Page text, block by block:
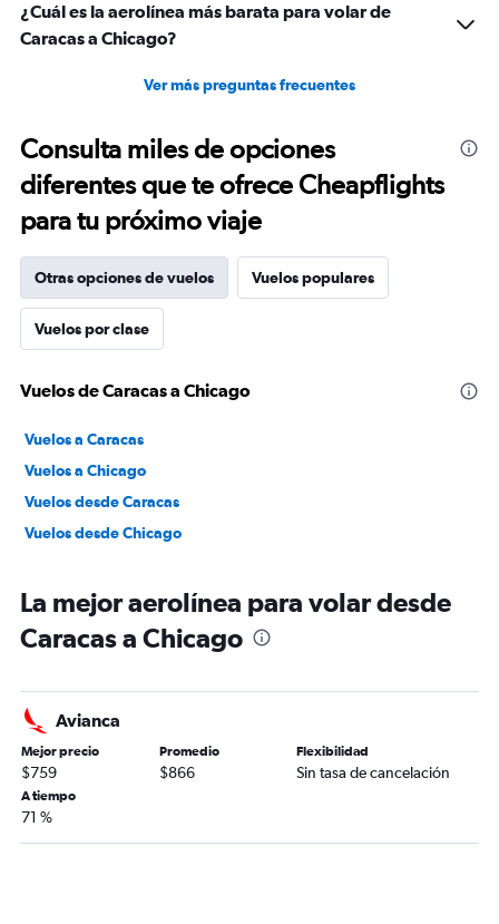
¿Cuál es la aerolínea más barata para volar de
Caracas a Chicago?
Ver más preguntas frecuentes
Consulta miles de opciones
diferentes que te ofrece Cheapflights
para tu próximo viaje
Otras opciones de vuelos Vuelos populares
Vuelos por clase
Vuelos de Caracas a Chicago
Vuelos a Caracas
Vuelos a Chicago
Vuelos desde Caracas
Vuelos desde Chicago
La mejor aerolínea para volar desde
Caracas a Chicago
Avianca
Mejor precio
$759
Promedio
$866
Flexibilidad
Sin tasa de cancelación
A tiempo
71 %